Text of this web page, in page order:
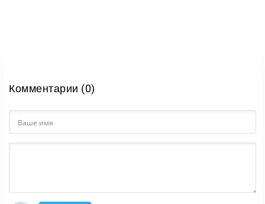
Комментарии (0)